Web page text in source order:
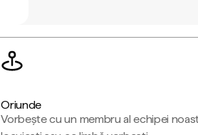
Oriunde
Vorbește cu un membru al echipei